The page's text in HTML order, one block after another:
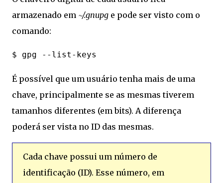
armazenado em ~/.gnupg e pode ser visto com o
comando:
É possível que um usuário tenha mais de uma
chave, principalmente se as mesmas tiverem
tamanhos diferentes (em bits). A diferença
poderá ser vista no ID das mesmas.
Cada chave possui um número de
identificação (ID). Esse número, em